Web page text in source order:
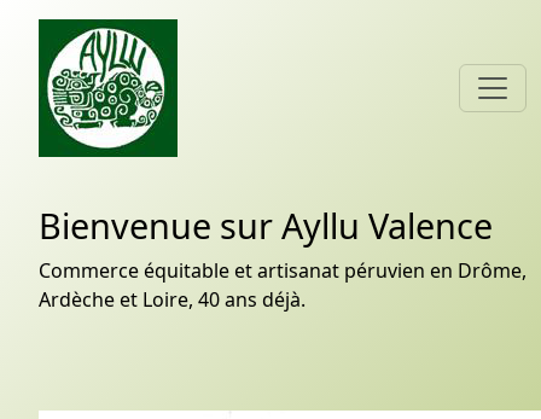
Bienvenue sur Ayllu Valence
Commerce équitable et artisanat péruvien en Drôme,
Ardèche et Loire, 40 ans déjà.